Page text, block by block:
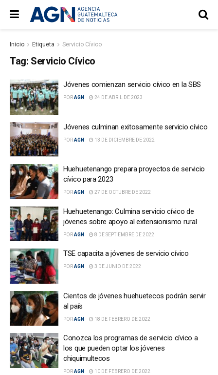
Inicio Etiqueta Servicio Cívico
Tag: Servicio Cívico
Jóvenes comienzan servicio cívico en la SBS
PORAGN 24 DE ABRIL DE 2023
Jóvenes culminan exitosamente servicio cívico
PORAGN 13 DE DICIEMBRE DE 2022
Huehuetenango prepara proyectos de servicio
cívico para 2023
PORAGN 27 DE OCTUBRE DE 2022
Huehuetenango: Culmina servicio cívico de
jóvenes sobre apoyo al extensionismo rural
PORAGN 8 DE SEPTIEMBRE DE 2022
TSE capacita a jóvenes de servicio cívico
PORAGN 3 DE JUNIO DE 2022
Cientos de jóvenes huehuetecos podrán servir
al país
PORAGN 18 DE FEBRERO DE 2022
Conozca los programas de servicio cívico a
los que pueden optar los jóvenes
chiquimultecos
PORAGN 10 DE FEBRERO DE 2022